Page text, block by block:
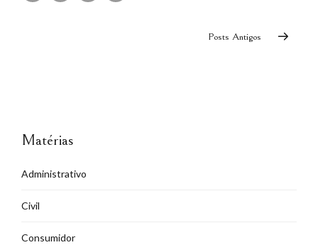
Posts Antigos
Matérias
Administrativo
Civil
Consumidor